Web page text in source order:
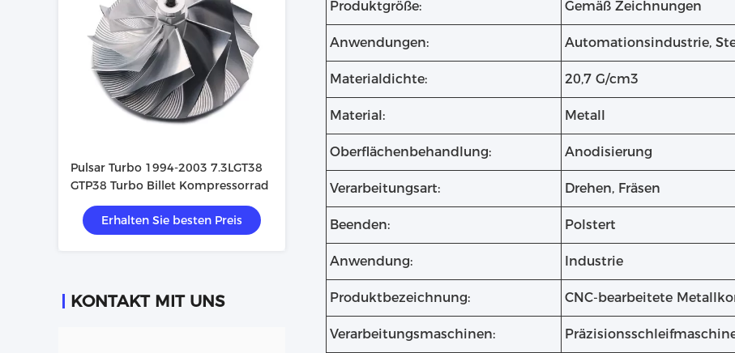
Pulsar Turbo 1994-2003 7.3LGT38
GTP38 Turbo Billet Kompressorrad
Erhalten Sie besten Preis
KONTAKT MIT UNS
Produktgröße: Gemäß Zeichnungen
Anwendungen: Automationsindustrie,
Materialdichte: 20,7 G/cm3
Material: Metall
Oberflächenbehandlung: Anodisierung
Verarbeitungsart: Drehen, Fräsen
Beenden: Polstert
Anwendung: Industrie
Produktbezeichnung: CNC-bearbeitete
Verarbeitungsmaschinen: